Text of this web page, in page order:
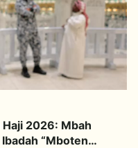
2026: Mbah
“Mboten